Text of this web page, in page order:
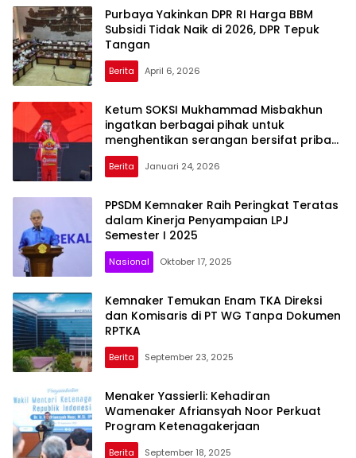
Purbaya Yakinkan DPR RI Harga BBM
Subsidi Tidak Naik di 2026, DPR Tepuk
Tangan
Berita April 6, 2026
Ketum SOKSI Mukhammad Misbakhun
ingatkan berbagai pihak untuk
menghentikan serangan bersifat pribadi
kepada Ketua Golkar Bahlil Lahadalia
Berita Januari 24, 2026
PPSDM Kemnaker Raih Peringkat Teratas
dalam Kinerja Penyampaian LPJ
Semester I 2025
Nasional Oktober 17, 2025
Kemnaker Temukan Enam TKA Direksi
dan Komisaris di PT WG Tanpa Dokumen
RPTKA
Berita September 23, 2025
Menaker Yassierli: Kehadiran
Wamenaker Afriansyah Noor Perkuat
Program Ketenagakerjaan
Berita September 18, 2025